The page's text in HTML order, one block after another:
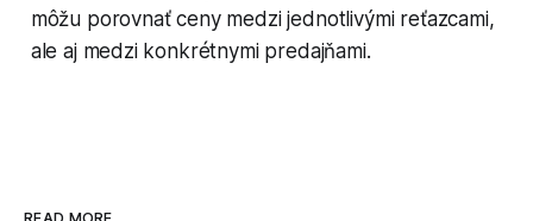
môžu porovnať ceny medzi jednotlivými reťazcami,
ale aj medzi konkrétnymi predajňami.